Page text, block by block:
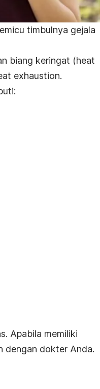
timbulnya gejala
biang keringat (heat
exhaustion.
Apabila memiliki
dengan dokter Anda.